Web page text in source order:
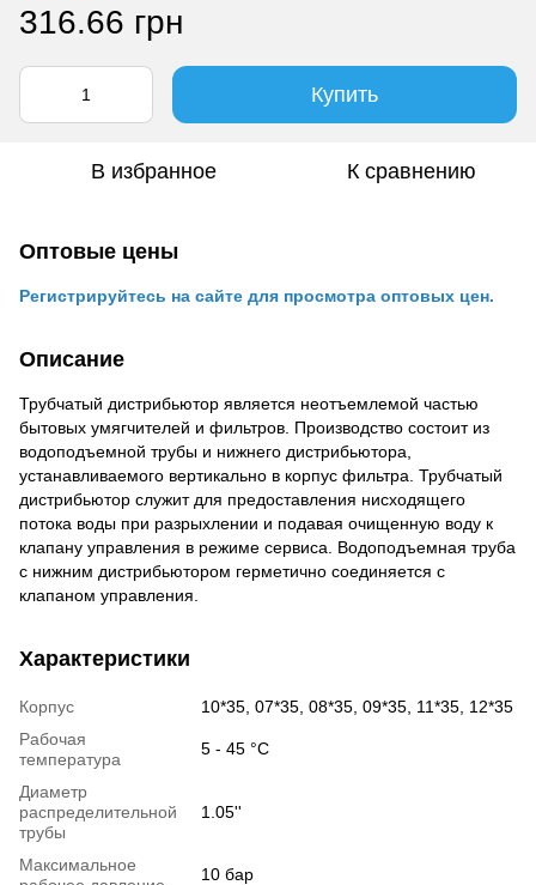
316.66 грн
Купить
В избранное К сравнению
Оптовые цены
Регистрируйтесь на сайте для просмотра оптовых цен.
Описание
Трубчатый дистрибьютор является неотъемлемой частью
бытовых умягчителей и фильтров. Производство состоит из
водоподъемной трубы и нижнего дистрибьютора,
устанавливаемого вертикально в корпус фильтра. Трубчатый
дистрибьютор служит для предоставления нисходящего
потока воды при разрыхлении и подавая очищенную воду к
клапану управления в режиме сервиса. Водоподъемная труба
с нижним дистрибьютором герметично соединяется с
клапаном управления.
Характеристики
Корпус
10*35, 07*35, 08*35, 09*35, 11*35, 12*35
Рабочая
температура
5 - 45 °C
Диаметр
распределительной
трубы
1.05''
Максимальное
10 бар